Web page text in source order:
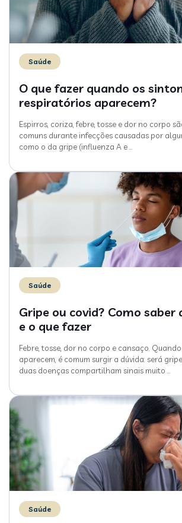
Saúde
O que fazer quando os
respiratórios aparecem?
Espirros, coriza, febre, tosse e dor no corpo
comuns durante infecções causadas por
como o da gripe (influenza A e
Saúde
Gripe ou covid? Como saber
e o que fazer
Febre, tosse, dor no corpo e cansaço.
aparecem, é comum surgir a dúvida: será
duas doenças compartilham sinais muito
Saúde